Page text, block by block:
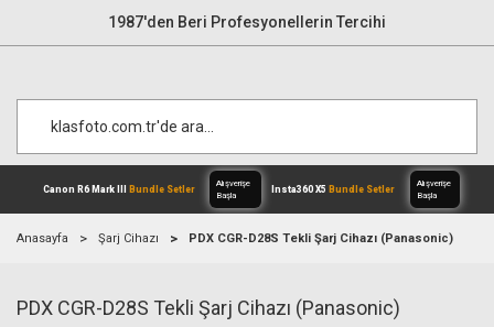
1987'den Beri Profesyonellerin Tercihi
Canon R6 Mark IIIBundle Setler
Alışverişe
Anasayfa Şarj Cihazı PDX CGR-D28S Tekli Şarj Cihazı (Panasonic)
PDX CGR-D28S Tekli Şarj Cihazı (Panasonic)